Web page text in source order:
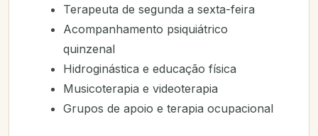
Terapeuta de segunda a sexta-feira
Acompanhamento psiquiátrico
quinzenal
Hidroginástica e educação física
Musicoterapia e videoterapia
Grupos de apoio e terapia ocupacional